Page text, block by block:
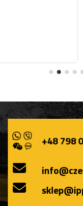
SOLAR 220,
+48 798